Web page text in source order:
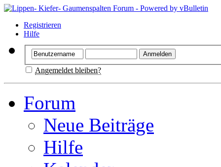
Registrieren
Hilfe
Angemeldet bleiben?
Forum
Neue Beiträge
Hilfe